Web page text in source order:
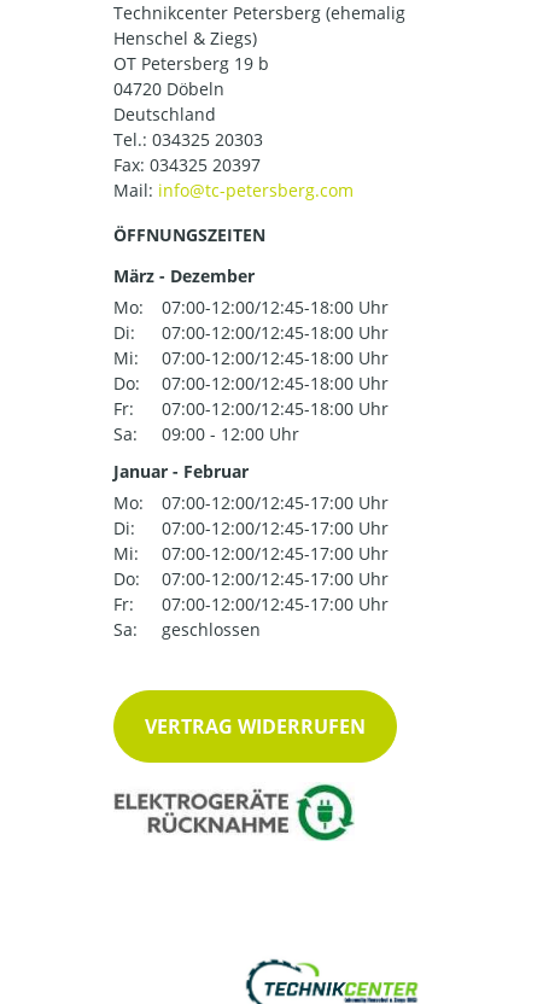
Technikcenter Petersberg (ehemalig
Henschel & Ziegs)
OT Petersberg 19 b
04720 Döbeln
Deutschland
Tel.: 034325 20303
Fax: 034325 20397
Mail:
ÖFFNUNGSZEITEN
März - Dezember
Mo:
07:00-12:00/12:45-18:00 Uhr
Di:
07:00-12:00/12:45-18:00 Uhr
Mi:
07:00-12:00/12:45-18:00 Uhr
Do:
07:00-12:00/12:45-18:00 Uhr
Fr:
07:00-12:00/12:45-18:00 Uhr
Sa:
09:00 - 12:00 Uhr
Januar - Februar
Mo:
07:00-12:00/12:45-17:00 Uhr
Di:
07:00-12:00/12:45-17:00 Uhr
Mi:
07:00-12:00/12:45-17:00 Uhr
Do:
07:00-12:00/12:45-17:00 Uhr
Fr:
07:00-12:00/12:45-17:00 Uhr
Sa:
geschlossen
VERTRAG WIDERRUFEN